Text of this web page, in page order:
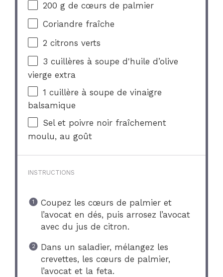
200 g de cœurs de palmier
Coriandre fraîche
2 citrons verts
3 cuillères à soupe d'huile d’olive
vierge extra
1 cuillère à soupe de vinaigre
balsamique
Sel et poivre noir fraîchement
moulu, au goût
INSTRUCTIONS
Coupez les cœurs de palmier et
l’avocat en dés, puis arrosez l’avocat
avec du jus de citron.
Dans un saladier, mélangez les
crevettes, les cœurs de palmier,
l’avocat et la feta.